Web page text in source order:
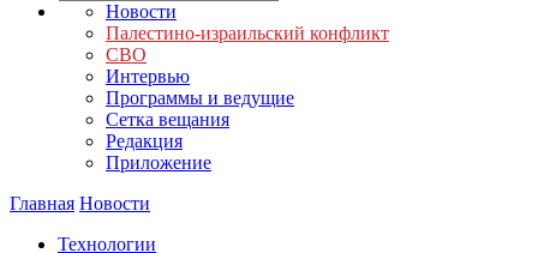
Новости
Палестино-израильский конфликт
СВО
Интервью
Программы и ведущие
Сетка вещания
Редакция
Приложение
Главная Новости
Технологии